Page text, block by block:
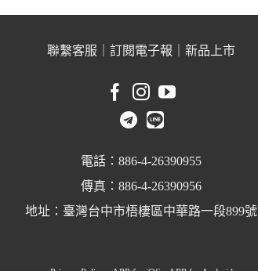
聯繫客服 訂閱電子報 新品上市
電話：886-4-26390955
傳真：886-4-26390956
地址：臺灣台中市梧棲區中華路一段899號